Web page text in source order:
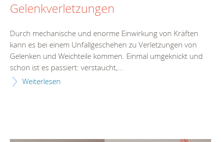
Gelenkverletzungen
Durch mechanische und enorme Einwirkung von Kräften
kann es bei einem Unfallgeschehen zu Verletzungen von
Gelenken und Weichteile kommen. Einmal umgeknickt und
schon ist es passiert: verstaucht,...
Weiterlesen